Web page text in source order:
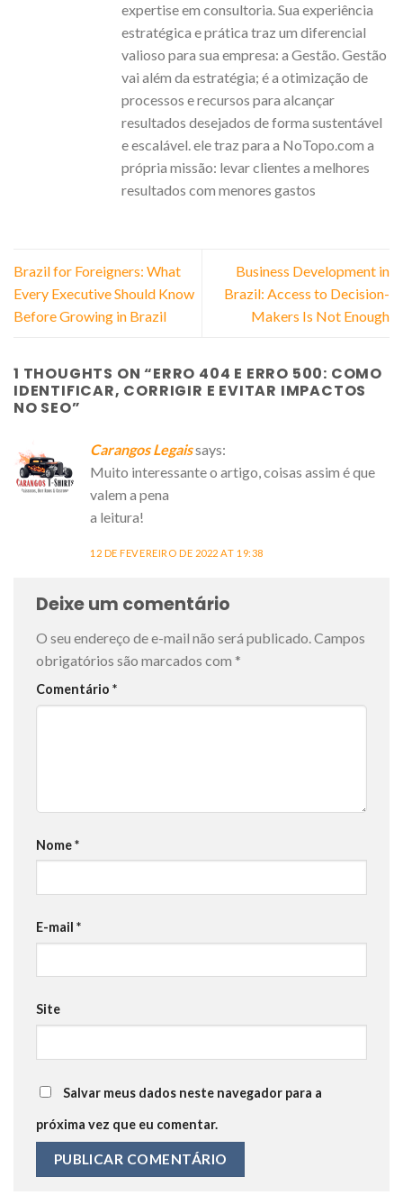
expertise em consultoria. Sua experiência
estratégica e prática traz um diferencial
valioso para sua empresa: a Gestão. Gestão
vai além da estratégia; é a otimização de
processos e recursos para alcançar
resultados desejados de forma sustentável
e escalável. ele traz para a NoTopo.com a
própria missão: levar clientes a melhores
resultados com menores gastos
Brazil for Foreigners: What
Every Executive Should Know
Before Growing in Brazil
Business Development in
Brazil: Access to Decision-
Makers Is Not Enough
1 THOUGHTS ON “ERRO 404 E ERRO 500: COMO
IDENTIFICAR, CORRIGIR E EVITAR IMPACTOS
NO SEO”
Carangos Legaissays:
Muito interessante o artigo, coisas assim é que
valem a pena
a leitura!
12 DE FEVEREIRO DE 2022 AT 19:38
Deixe um comentário
O seu endereço de e-mail não será publicado.Campos
obrigatórios são marcados com *
Comentário *
Nome*
E-mail *
Site
Salvar meus dados neste navegador para a
próxima vez que eu comentar.